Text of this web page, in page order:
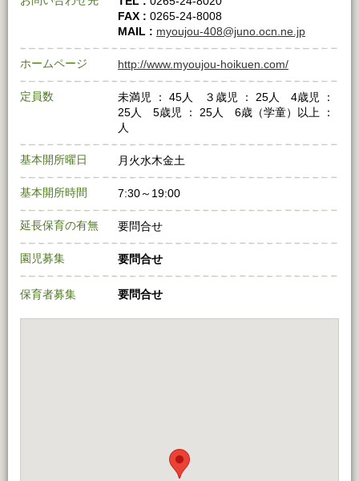
FAX : 0265-24-8008
MAIL : myoujou-408@juno.ocn.ne.jp
ホームページ http://www.myoujou-hoikuen.com/
定員数
未満児 ： 45人 ３歳児 ： 25人 4歳児 ：
25人 5歳児 ： 25人 6歳（学童）以上 ：
人
基本開所曜日 月火水木金土
基本開所時間 7:30～19:00
延長保育の有無 要問合せ
園児募集 要問合せ
保育者募集 要問合せ